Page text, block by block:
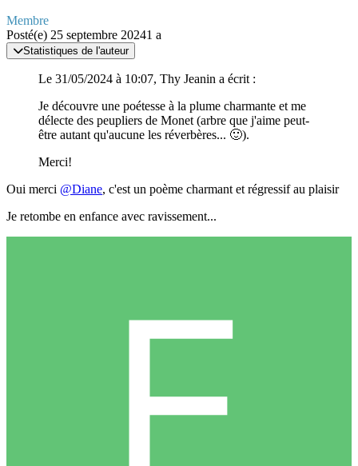
Membre
Posté(e) 25 septembre 20241 a
Statistiques de l'auteur
Le 31/05/2024 à 10:07, Thy Jeanin a écrit :
Je découvre une poétesse à la plume charmante et me
délecte des peupliers de Monet (arbre que j'aime peut-
être autant qu'aucune les réverbères... 🙂).
Merci!
Oui merci @Diane, c'est un poème charmant et régressif au plaisir
Je retombe en enfance avec ravissement...